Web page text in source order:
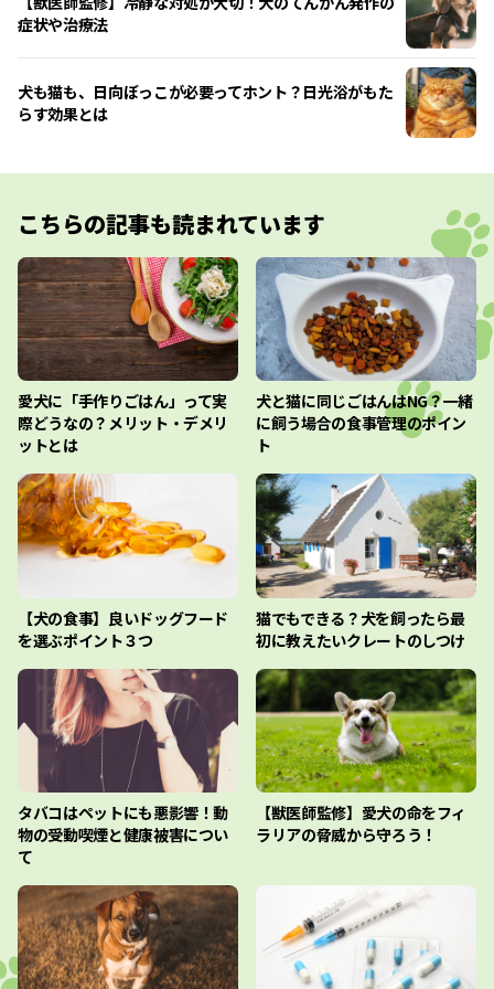
症状や治療法
犬も猫も、日向ぼっこが必要ってホント？日光浴がもた
らす効果とは
こちらの記事も読まれています
愛犬に「手作りごはん」って実
際どうなの？メリット・デメリ
ットとは
犬と猫に同じごはんはNG？一緒
に飼う場合の食事管理のポイン
ト
【犬の食事】良いドッグフード
を選ぶポイント３つ
猫でもできる？犬を飼ったら最
初に教えたいクレートのしつけ
タバコはペットにも悪影響！動
物の受動喫煙と健康被害につい
て
【獣医師監修】愛犬の命をフィ
ラリアの脅威から守ろう！